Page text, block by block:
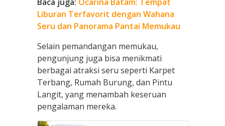
Liburan Terfavorit dengan Wahana
Seru dan Panorama Pantai Memukau
Selain pemandangan memukau,
pengunjung juga bisa menikmati
berbagai atraksi seru seperti Karpet
Terbang, Rumah Burung, dan Pintu
Langit, yang menambah keseruan
pengalaman mereka.